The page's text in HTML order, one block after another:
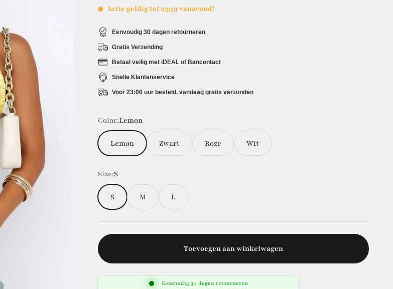
Actie geldig tot 23:59 vanavond!
Eenvoudig 30 dagen retourneren
Gratis Verzending
Betaal veilig met iDEAL of Bancontact
Snelle Klantenservice
Voor 23:00 uur besteld, vandaag gratis verzonden
Color:Lemon
Lemon Zwart Roze Wit
Size:S
S M L
Toevoegen aan winkelwagen
Eenvoudig 30 dagen retourneren